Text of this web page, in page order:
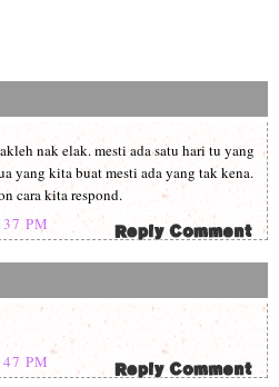
nak elak. mesti ada satu hari tu yang
yang kita buat mesti ada yang tak kena.
cara kita respond.
PM
PM